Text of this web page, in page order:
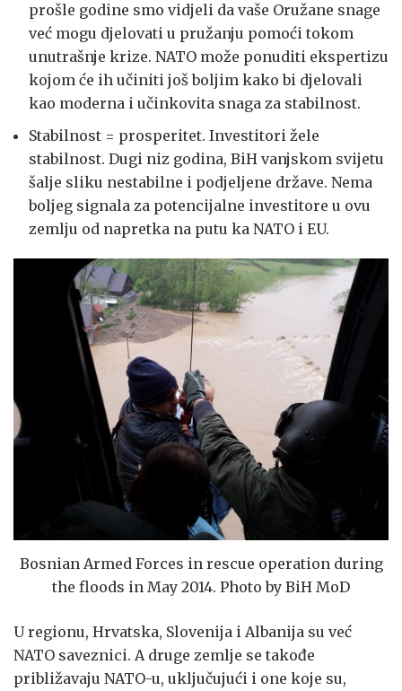
prošle godine smo vidjeli da vaše Oružane snage
već mogu djelovati u pružanju pomoći tokom
unutrašnje krize. NATO može ponuditi ekspertizu
kojom će ih učiniti još boljim kako bi djelovali
kao moderna i učinkovita snaga za stabilnost.
Stabilnost = prosperitet. Investitori žele
stabilnost. Dugi niz godina, BiH vanjskom svijetu
šalje sliku nestabilne i podjeljene države. Nema
boljeg signala za potencijalne investitore u ovu
zemlju od napretka na putu ka NATO i EU.
Bosnian Armed Forces in rescue operation during
the floods in May 2014. Photo by BiH MoD
U regionu, Hrvatska, Slovenija i Albanija su već
NATO saveznici. A druge zemlje se takođe
približavaju NATO-u, uključujući i one koje su,